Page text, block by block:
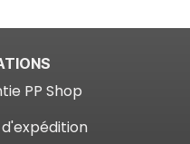
PP Shop​